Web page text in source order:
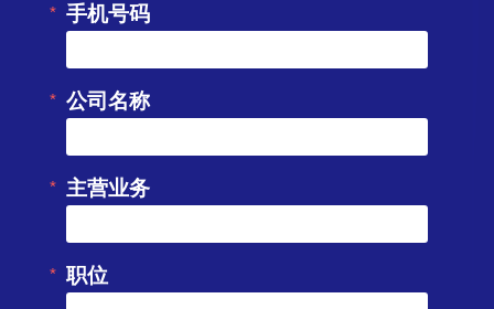
手机号码
公司名称
主营业务
职位